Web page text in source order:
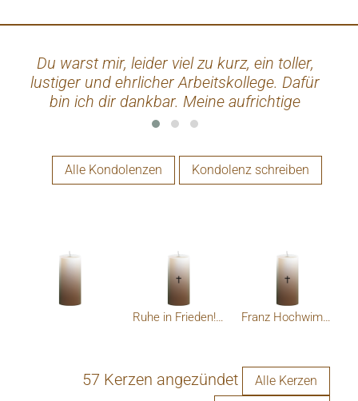
Du warst mir, leider viel zu kurz, ein toller,
lustiger und ehrlicher Arbeitskollege. Dafür
bin ich dir dankbar. Meine aufrichtige
Anteilnahme der gesamten Familie. ?
Alle Kondolenzen Kondolenz schreiben
Ruhe in Frieden! Ingrid Willim Franz Hochwimmer
57 Kerzen angezündet
Alle Kerzen